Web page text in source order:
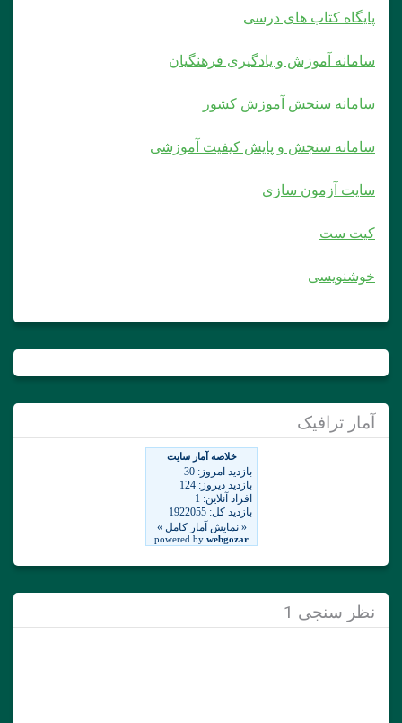
پایگاه کتاب های درسی
سامانه آموزش و یادگیری فرهنگیان
سامانه سنجش آموزش کشور
سامانه سنجش و پایش کیفیت آموزشی
سایت آزمون سازی
کیت ست
خوشنویسی
آمار ترافیک
نظر سنجی 1